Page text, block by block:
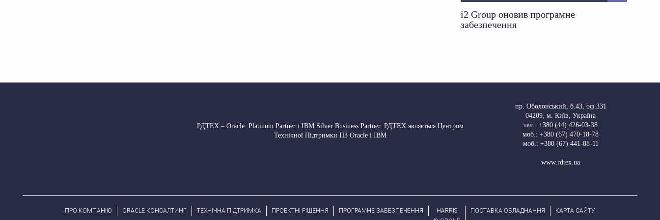
i2 Group оновив програмне
забезпечення
РДТЕХ – Oracle Platinum Partner і IBM Silver Business Partner. РДТЕХ являється Центром
Технічної Підтримки ПЗ Oracle і IBM
пр. Оболонський, б.43, оф.331
04209, м. Київ, Україна
тел.: +380 (44) 426-03-38
моб.: +380 (67) 470-18-78
моб.: +380 (67) 441-88-11
www.rdtex.ua
ПРО КОМПАНІЮ ORACLE КОНСАЛТИНГ ТЕХНІЧНА ПІДТРИМКА ПРОЕКТНІ РІШЕННЯ ПРОГРАМНЕ ЗАБЕЗПЕЧЕННЯ
HARRIS
ПОСТАВКА ОБЛАДНАННЯ КАРТА САЙТУ